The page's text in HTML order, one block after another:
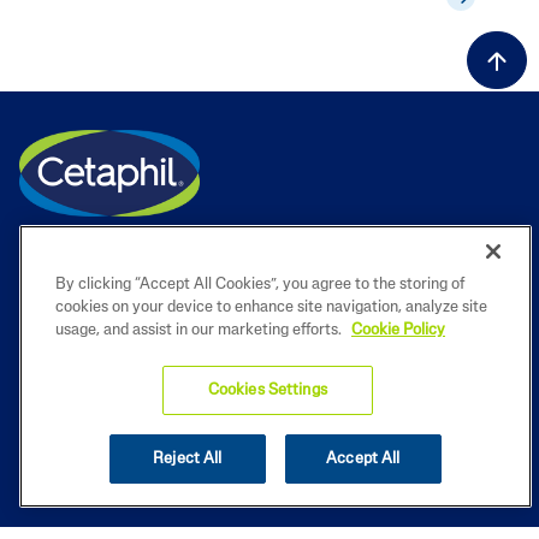
By clicking “Accept All Cookies”, you agree to the storing of
cookies on your device to enhance site navigation, analyze site
usage, and assist in our marketing efforts.
Cookie Policy
Cookies Settings
Reject All Accept All